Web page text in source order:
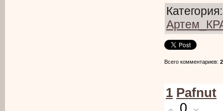
Категория
Всего комментариев:
1 Pafnut
0